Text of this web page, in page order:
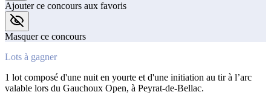
Ajouter ce concours aux favoris
Masquer ce concours
Lots à gagner
1 lot composé d'une nuit en yourte et d'une initiation au tir à l’arc
valable lors du Gauchoux Open, à Peyrat-de-Bellac.